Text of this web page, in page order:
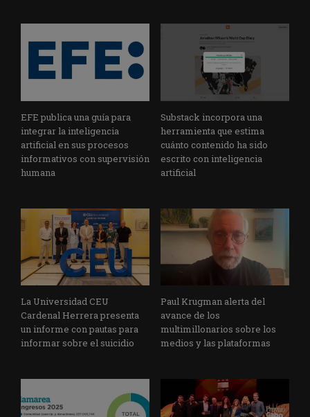
EFE publica una guía para
integrar la inteligencia
artificial en sus procesos
informativos con supervisión
humana
Substack incorpora una
herramienta que estima
cuánto contenido ha sido
escrito con inteligencia
artificial
La Universidad CEU
Cardenal Herrera presenta
un informe con pautas para
informar sobre el suicidio
Paul Krugman alerta del
avance de los
multimillonarios sobre los
medios y las plataformas